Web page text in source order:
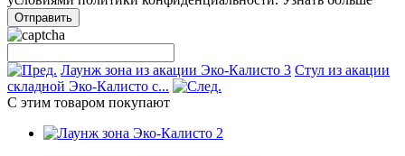
Лаунж зона из акации Эко-Калисто 3 Стул из акации
складной Эко-Калисто с...
С этим товаром покупают